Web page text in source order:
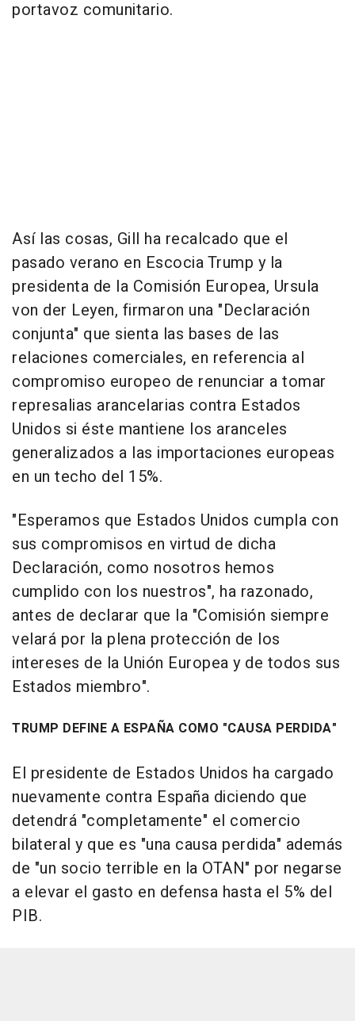
portavoz comunitario.
Así las cosas, Gill ha recalcado que el
pasado verano en Escocia Trump y la
presidenta de la Comisión Europea, Ursula
von der Leyen, firmaron una "Declaración
conjunta" que sienta las bases de las
relaciones comerciales, en referencia al
compromiso europeo de renunciar a tomar
represalias arancelarias contra Estados
Unidos si éste mantiene los aranceles
generalizados a las importaciones europeas
en un techo del 15%.
"Esperamos que Estados Unidos cumpla con
sus compromisos en virtud de dicha
Declaración, como nosotros hemos
cumplido con los nuestros", ha razonado,
antes de declarar que la "Comisión siempre
velará por la plena protección de los
intereses de la Unión Europea y de todos sus
Estados miembro".
TRUMP DEFINE A ESPAÑA COMO "CAUSA PERDIDA"
El presidente de Estados Unidos ha cargado
nuevamente contra España diciendo que
detendrá "completamente" el comercio
bilateral y que es "una causa perdida" además
de "un socio terrible en la OTAN" por negarse
a elevar el gasto en defensa hasta el 5% del
PIB.